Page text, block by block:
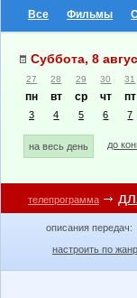
Все Фильмы
Суббота, 8
27 28 29 30 31
пн вт ср чт пт
3 4 5 6 7
на весь день до
телепрограмма
описания передач:
настроить по